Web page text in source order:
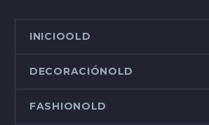
INICIOOLD
DECORACIÓNOLD
FASHIONOLD